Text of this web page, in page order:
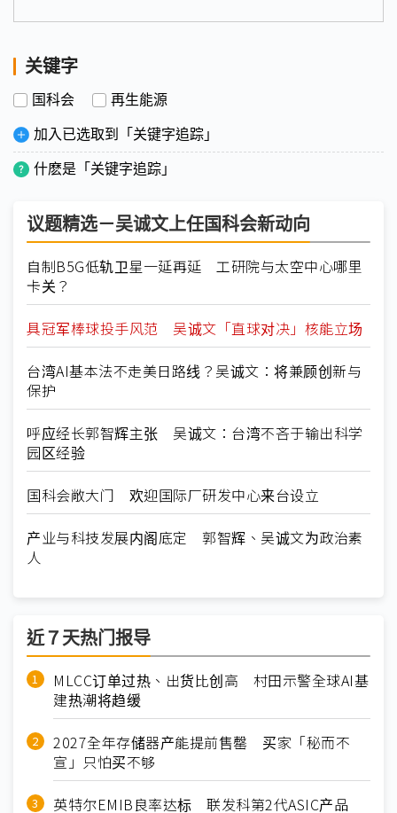
关键字
国科会 再生能源
加入已选取到「关键字追踪」
什麽是「关键字追踪」
议题精选－吴诚文上任国科会新动向
自制B5G低轨卫星一延再延 工研院与太空中心哪里
卡关？
具冠军棒球投手风范 吴诚文「直球对决」核能立场
台湾AI基本法不走美日路线？吴诚文：将兼顾创新与
保护
呼应经长郭智辉主张 吴诚文：台湾不吝于输出科学
园区经验
国科会敞大门 欢迎国际厂研发中心来台设立
产业与科技发展内阁底定 郭智辉、吴诚文为政治素
人
近７天热门报导
MLCC订单过热、出货比创高 村田示警全球AI基
建热潮将趋缓
2027全年存储器产能提前售罄 买家「秘而不
宣」只怕买不够
英特尔EMIB良率达标 联发科第2代ASIC产品